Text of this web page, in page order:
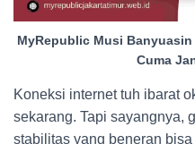
MyRepublic Musi
Cuma
Koneksi internet tuh ibarat
sekarang. Tapi sayangnya,
stabilitas yang beneran